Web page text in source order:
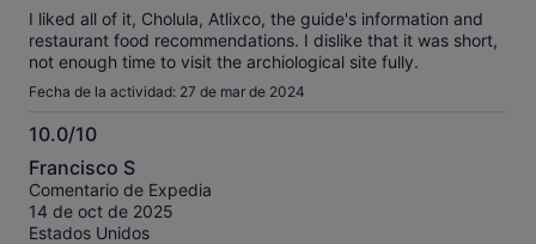
I liked all of it, Cholula, Atlixco, the guide's information and
restaurant food recommendations. I dislike that it was short,
not enough time to visit the archiological site fully.
Fecha de la actividad: 27 de mar de 2024
10.0/10
10.0
sobre
10
Francisco S
Comentario de Expedia
14 de oct de 2025
Estados Unidos